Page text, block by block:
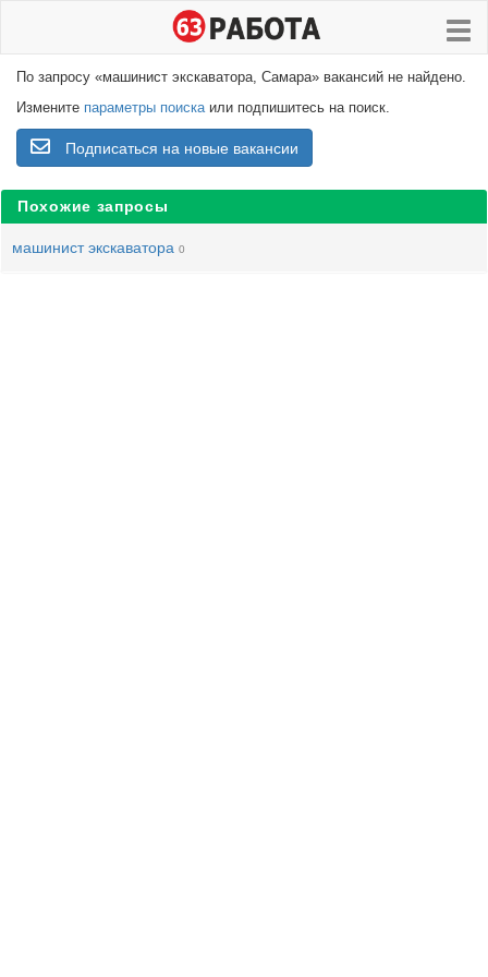
По запросу «машинист экскаватора, Самара» вакансий не найдено.
Измените параметры поискаили подпишитесь на поиск.
Подписаться на новые вакансии
Похожие запросы
машинист экскаватора 0